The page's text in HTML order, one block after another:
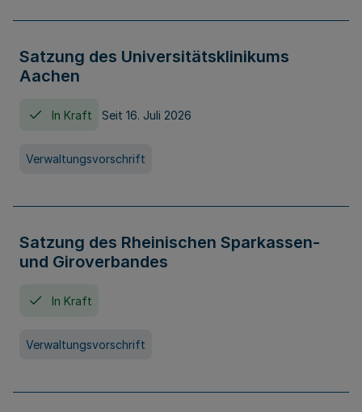
Satzung des Universitätsklinikums
Aachen
In Kraft Seit 16. Juli 2026
Verwaltungsvorschrift
Satzung des Rheinischen Sparkassen-
und Giroverbandes
In Kraft
Verwaltungsvorschrift